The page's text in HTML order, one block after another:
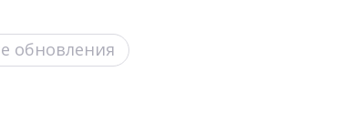
обновления